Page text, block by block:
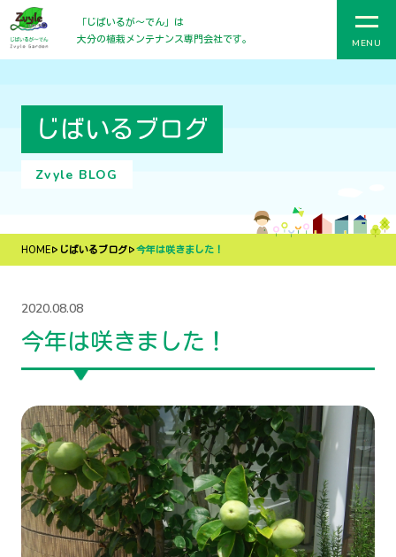
「じばいるが〜でん」は
大分の植栽メンテナンス専門会社です。
じばいるブログ
Zvyle BLOG
HOME じばいるブログ 今年は咲きました！
2020.08.08
今年は咲きました！
MENU